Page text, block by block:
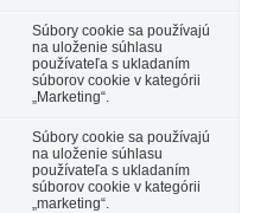
Súbory cookie sa používajú
na uloženie súhlasu
používateľa s ukladaním
súborov cookie v kategórii
„Marketing“.
Súbory cookie sa používajú
na uloženie súhlasu
používateľa s ukladaním
súborov cookie v kategórii
„marketing“.